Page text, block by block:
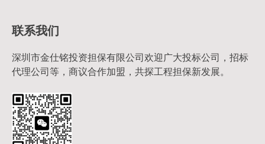
联系我们
深圳市金仕铭投资担保有限公司欢迎广大投标公司，招标
代理公司等，商议合作加盟，共探工程担保新发展。